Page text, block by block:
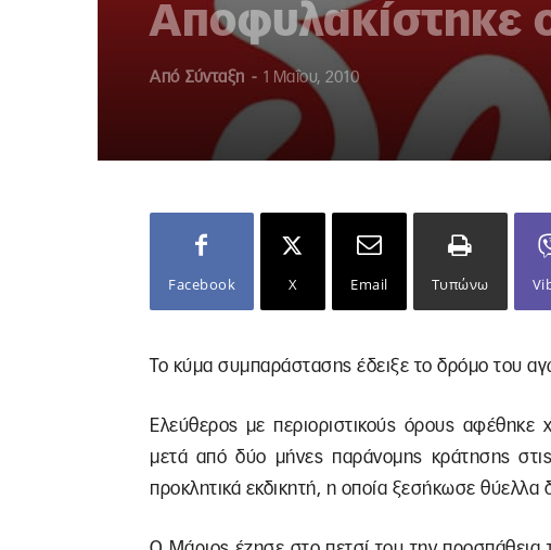
Αποφυλακίστηκε
Από Σύνταξη - 1 Μαΐου, 2010
Facebook X Email Τυπώνω
Το κύμα συμπαράστασης έδειξε το δρόμο του
Ελεύθερος με περιοριστικούς όρους
μετά από δύο μήνες παράνομης κράτησης
προκλητικά εκδικητή, η οποία ξεσήκωσε θύελλα